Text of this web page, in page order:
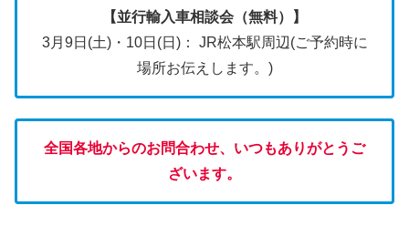
【並行輸入車相談会（無料）】
3月9日(土)・10日(日)： JR松本駅周辺(ご予約時に
場所お伝えします。)
全国各地からのお問合わせ、いつもありがとうご
ざいます。